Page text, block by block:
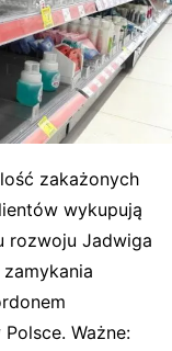
zakażonych
wykupują
rozwoju Jadwiga
Ważne: